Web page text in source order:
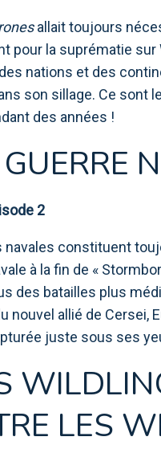
allait toujours
pour la suprématie sur
nations et des
son sillage. Ce sont
des années !
2
navales constituent
à la fin de «
des batailles plus
nouvel allié de Cersei,
juste sous ses
LES